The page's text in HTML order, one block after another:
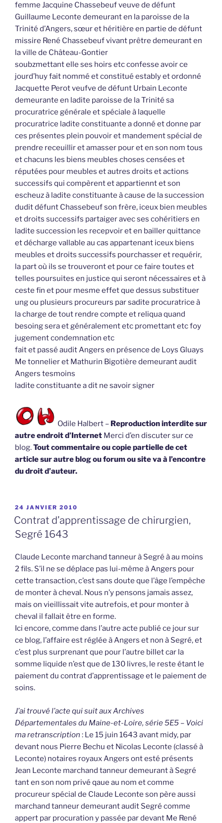
femme Jacquine Chassebeuf veuve de défunt
Guillaume Leconte demeurant en la paroisse de la
Trinité d’Angers, sœur et héritière en partie de défunt
missire René Chassebeuf vivant prêtre demeurant en
la ville de Château-Gontier
soubzmettant elle ses hoirs etc confesse avoir ce
jourd’huy fait nommé et constitué estably et ordonné
Jacquette Perot veufve de défunt Urbain Leconte
demeurante en ladite paroisse de la Trinité sa
procuratrice générale et spéciale à laquelle
procuratrice ladite constituante a donné et donne par
ces présentes plein pouvoir et mandement spécial de
prendre receuillir et amasser pour et en son nom tous
et chacuns les biens meubles choses censées et
réputées pour meubles et autres droits et actions
successifs qui compèrent et appartiennt et son
escheuz à ladite constituante à cause de la succession
dudit défunt Chassebeuf son frère, iceux bien meubles
et droits successifs partaiger avec ses cohéritiers en
ladite succession les recepvoir et en bailler quittance
et décharge vallable au cas appartenant iceux biens
meubles et droits successifs pourchasser et requérir,
la part où ils se trouveront et pour ce faire toutes et
telles poursuites en justice qui seront nécessaires et à
ceste fin et pour mesme effet que dessus substituer
ung ou plusieurs procureurs par sadite procuratrice à
la charge de tout rendre compte et reliqua quand
besoing sera et généralement etc promettant etc foy
jugement condemnation etc
fait et passé audit Angers en présence de Loys Gluays
Me tonnelier et Mathurin Bigotière demeurant audit
Angers tesmoins
ladite constituante a dit ne savoir signer
Odile Halbert – Reproduction interdite sur
autre endroit d’Internet Merci d’en discuter sur ce
blog.Tout commentaire ou copie partielle de cet
article sur autre blog ou forum ou site va à l’encontre
du droit d’auteur.
PUBLIÉ
LE
24 JANVIER 2010
Contrat d’apprentissage de chirurgien,
Segré 1643
Claude Leconte marchand tanneur à Segré à au moins
2 fils. S’il ne se déplace pas lui-même à Angers pour
cette transaction, c’est sans doute que l’âge l’empêche
de monter à cheval. Nous n’y pensons jamais assez,
mais on vieillissait vite autrefois, et pour monter à
cheval il fallait être en forme.
Ici encore, comme dans l’autre acte publié ce jour sur
ce blog, l’affaire est réglée à Angers et non à Segré, et
c’est plus surprenant que pour l’autre billet car la
somme liquide n’est que de 130 livres, le reste étant le
paiement du contrat d’apprentissage et le paiement de
soins.
J’ai trouvé l’acte qui suit aux Archives
Départementales du Maine-et-Loire, série 5E5 – Voici
ma retranscription : Le 15 juin 1643 avant midy, par
devant nous Pierre Bechu et Nicolas Leconte (classé à
Leconte) notaires royaux Angers ont esté présents
Jean Leconte marchand tanneur demeurant à Segré
tant en son nom privé qaue au nom et comme
procureur spécial de Claude Leconte son père aussi
marchand tanneur demeurant audit Segré comme
appert par procuration y passée par devant Me René